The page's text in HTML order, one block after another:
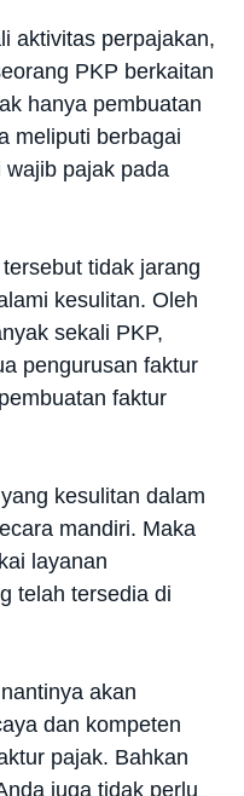
aktivitas perpajakan,
PKP berkaitan
hanya pembuatan
meliputi berbagai
wajib pajak pada
tidak jarang
kesulitan. Oleh
sekali PKP,
pengurusan faktur
faktur
kesulitan dalam
mandiri. Maka
layanan
telah tersedia di
akan
dan kompeten
pajak. Bahkan
juga tidak perlu